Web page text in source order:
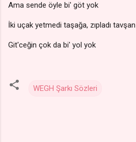
Ama sende öyle bi' göt yok
İki uçak yetmedi taşağa, zıpladı tavşan
Git'ceğin çok da bi' yol yok
WEGH Şarkı Sözleri